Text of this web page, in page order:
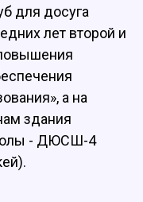
для досуга
лет второй и
а на
здания
- ДЮСШ-4